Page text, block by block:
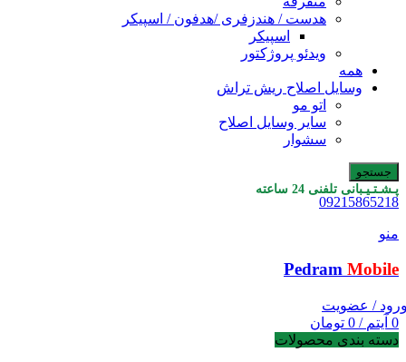
هدست / هندزفری /هدفون / اسپیکر
اسپیکر
ویدئو پروژکتور
همه
وسایل اصلاح ریش تراش
اتو مو
سایر وسایل اصلاح
سشوار
جستجو
پـشـتـیـبانی تلفنی 24 ساعته
09215865218
منو
Pedram Mobile
/ عضویت
0 آیتم /
0 تومان
دسته بندی محصولات